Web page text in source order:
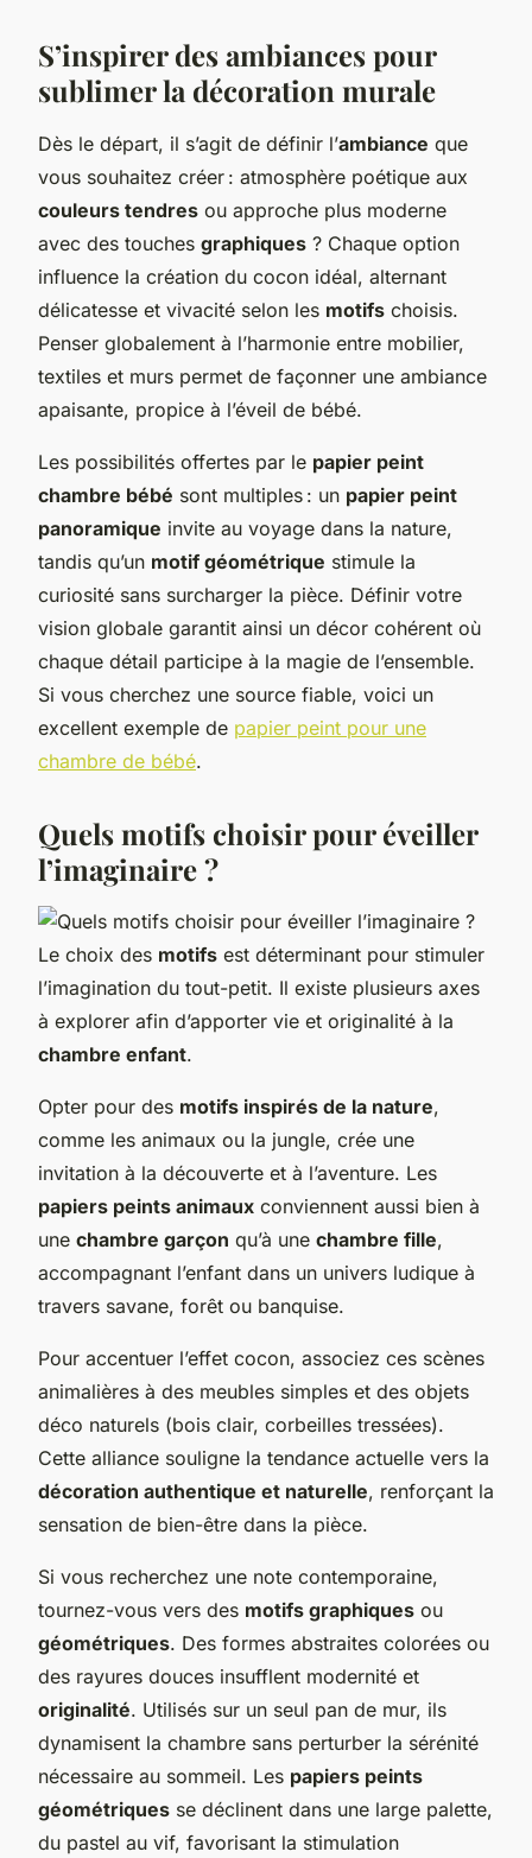
S’inspirer des ambiances pour
sublimer la décoration murale
Dès le départ, il s’agit de définir l’ambiance que
vous souhaitez créer : atmosphère poétique aux
couleurs tendres ou approche plus moderne
avec des touches graphiques ? Chaque option
influence la création du cocon idéal, alternant
délicatesse et vivacité selon les motifs choisis.
Penser globalement à l’harmonie entre mobilier,
textiles et murs permet de façonner une ambiance
apaisante, propice à l’éveil de bébé.
Les possibilités offertes par le papier peint
chambre bébé sont multiples : un papier peint
panoramique invite au voyage dans la nature,
tandis qu’un motif géométrique stimule la
curiosité sans surcharger la pièce. Définir votre
vision globale garantit ainsi un décor cohérent où
chaque détail participe à la magie de l’ensemble.
Si vous cherchez une source fiable, voici un
excellent exemple de papier peint pour une
chambre de bébé.
Quels motifs choisir pour éveiller
l’imaginaire ?
Le choix des motifs est déterminant pour stimuler
l’imagination du tout-petit. Il existe plusieurs axes
à explorer afin d’apporter vie et originalité à la
chambre enfant.
Opter pour des motifs inspirés de la nature,
comme les animaux ou la jungle, crée une
invitation à la découverte et à l’aventure. Les
papiers peints animaux conviennent aussi bien à
une chambre garçon qu’à une chambre fille,
accompagnant l’enfant dans un univers ludique à
travers savane, forêt ou banquise.
Pour accentuer l’effet cocon, associez ces scènes
animalières à des meubles simples et des objets
déco naturels (bois clair, corbeilles tressées).
Cette alliance souligne la tendance actuelle vers la
décoration authentique et naturelle, renforçant la
sensation de bien-être dans la pièce.
Si vous recherchez une note contemporaine,
tournez-vous vers des motifs graphiques ou
géométriques. Des formes abstraites colorées ou
des rayures douces insufflent modernité et
originalité. Utilisés sur un seul pan de mur, ils
dynamisent la chambre sans perturber la sérénité
nécessaire au sommeil. Les papiers peints
géométriques se déclinent dans une large palette,
du pastel au vif, favorisant la stimulation